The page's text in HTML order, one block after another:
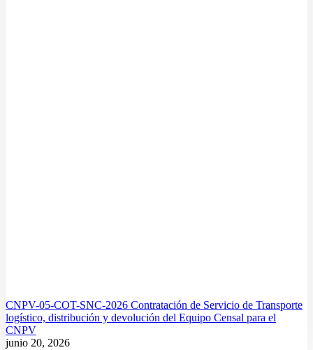
CNPV-05-COT-SNC-2026 Contratación de Servicio de Transporte
logístico, distribución y devolución del Equipo Censal para el
CNPV
junio 20, 2026